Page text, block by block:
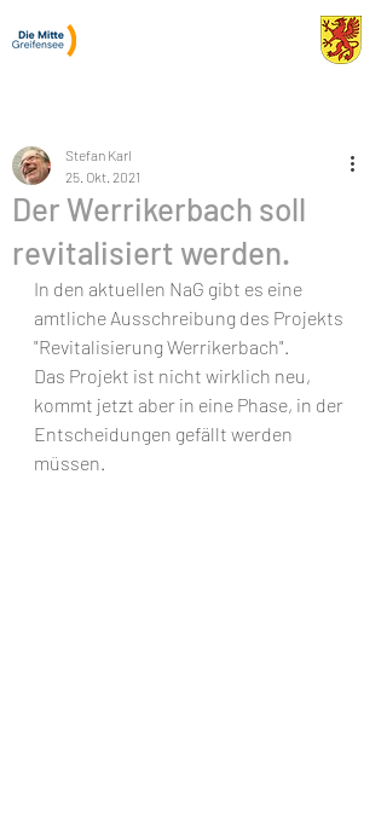
Der Werrikerbach soll
revitalisiert werden.
Stefan Karl
25. Okt. 2021
In den aktuellen NaG gibt es eine
amtliche Ausschreibung des Projekts
"Revitalisierung Werrikerbach".
Das Projekt ist nicht wirklich neu,
kommt jetzt aber in eine Phase, in der
Entscheidungen gefällt werden
müssen.